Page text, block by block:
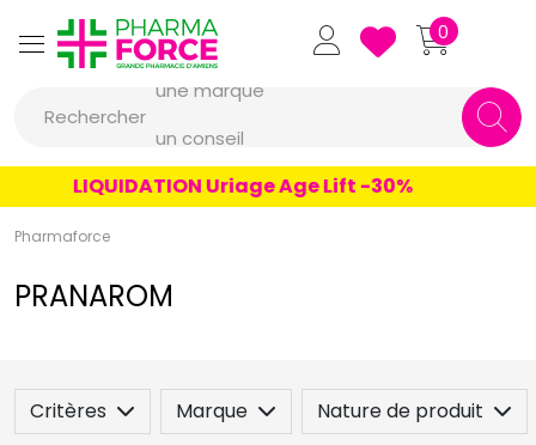
Pharmaforce Grande Pharmacie
0
Rechercher
une marque
un produit
une marque
LIQUIDATION Uriage Age Lift -30%
Pharmaforce
PRANAROM
Critères Marque Nature de produit